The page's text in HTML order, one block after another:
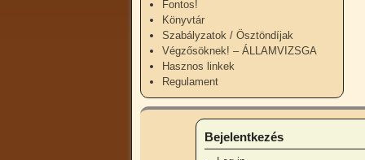
Fontos!
Könyvtár
Szabályzatok / Ösztöndíjak
Végzősöknek! – ÁLLAMVIZSGA
Hasznos linkek
Regulament
Bejelentkezés